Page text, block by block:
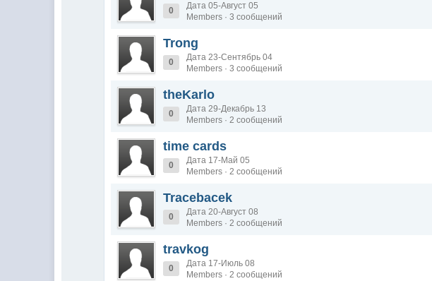
0
Дата 05-Август 05
Members · 3 сообщений
Trong
0
Дата 23-Сентябрь 04
Members · 3 сообщений
theKarlo
0
Дата 29-Декабрь 13
Members · 2 сообщений
time cards
0
Дата 17-Май 05
Members · 2 сообщений
Tracebacek
0
Дата 20-Август 08
Members · 2 сообщений
travkog
0
Дата 17-Июль 08
Members · 2 сообщений